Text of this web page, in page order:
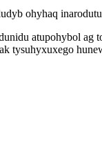
ohyhaq
atupohybol ag
tysuhyxuxego